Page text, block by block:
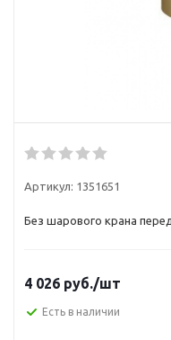
Артикул: 1351651
Без шарового крана
4 026 руб./шт
Есть в наличии